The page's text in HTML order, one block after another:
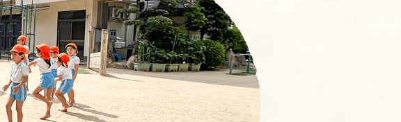
体操教室
ピアノ教室
バイオリン教室
人材育成
先輩の先生のインタビュー
スペシャル座談会